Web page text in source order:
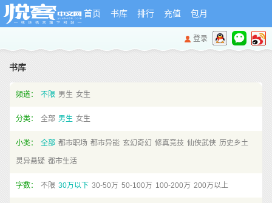
首页 书库 排行 充值 包月
登录
书库
频道： 不限 男生 女生
分类： 全部 男生 女生
小类： 全部 都市职场 都市异能 玄幻奇幻 修真竞技 仙侠武侠 历史乡土
灵异悬疑 都市生活
字数： 不限 30万以下 30-50万 50-100万 100-200万 200万以上